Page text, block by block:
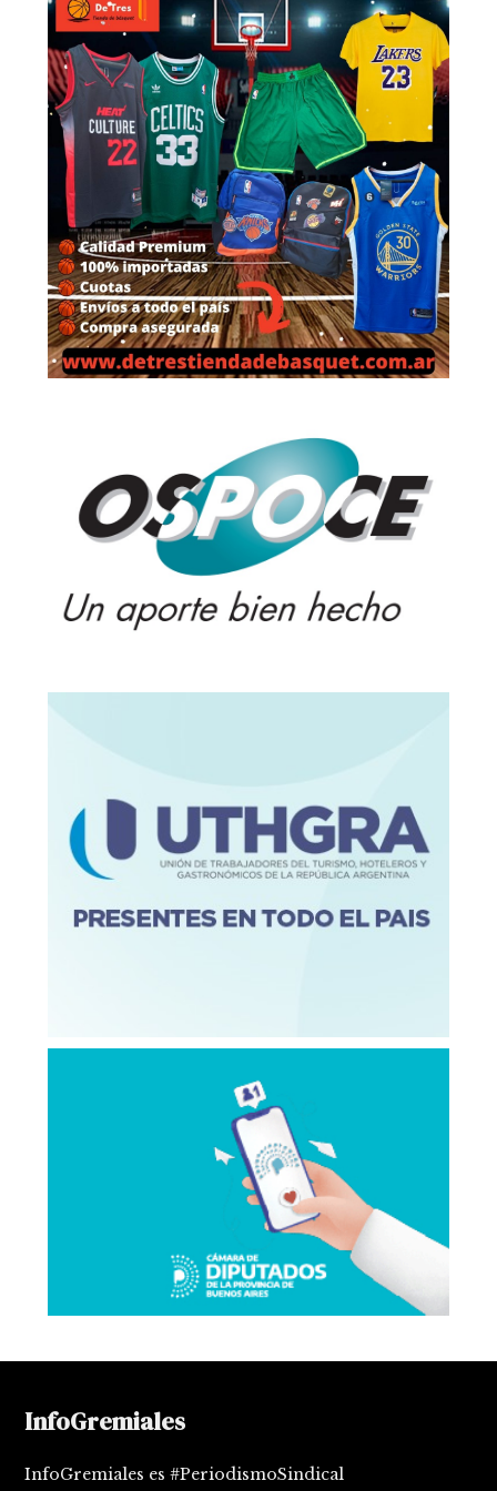
InfoGremiales
InfoGremiales es #PeriodismoSindical